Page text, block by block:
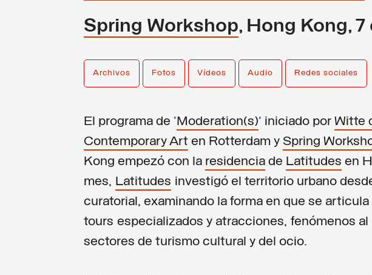
Spring Workshop, Hong Kong,
Archivos Fotos Vídeos Audio Redes sociales
El programa de 'Moderation(s)' iniciado por Witte
Contemporary Art en Rotterdam y Spring
Kong empezó con la residencia de Latitudes en
mes, Latitudes investigó el territorio urbano
curatorial, examinando la forma en que se articula
tours especializados y atracciones, fenómenos al
sectores de turismo cultural y del ocio.